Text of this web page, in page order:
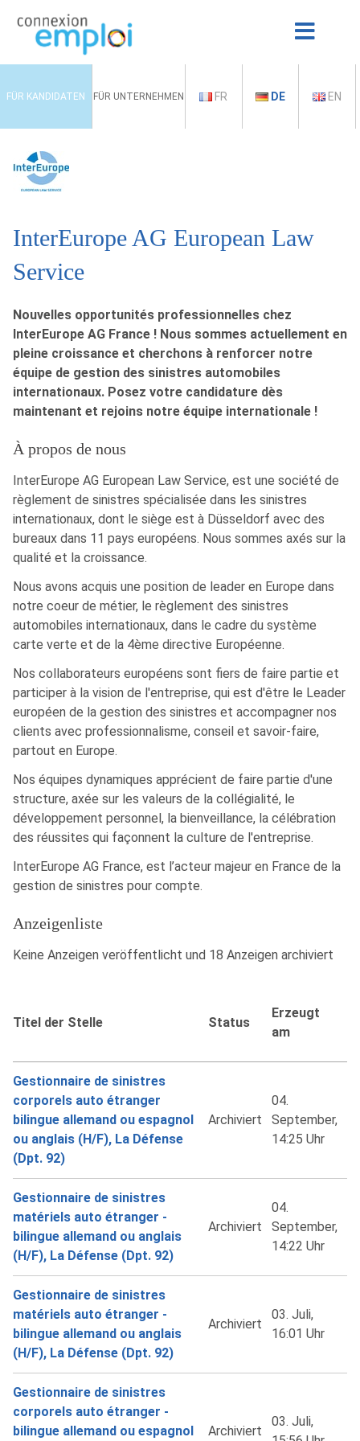
FÜR KANDIDATEN FÜR UNTERNEHMEN FR DE EN
InterEurope AG European Law
Service
Nouvelles opportunités professionnelles chez
InterEurope AG France ! Nous sommes actuellement en
pleine croissance et cherchons à renforcer notre
équipe de gestion des sinistres automobiles
internationaux. Posez votre candidature dès
maintenant et rejoins notre équipe internationale !
À propos de nous
InterEurope AG European Law Service, est une société de
règlement de sinistres spécialisée dans les sinistres
internationaux, dont le siège est à Düsseldorf avec des
bureaux dans 11 pays européens. Nous sommes axés sur la
qualité et la croissance.
Nous avons acquis une position de leader en Europe dans
notre coeur de métier, le règlement des sinistres
automobiles internationaux, dans le cadre du système
carte verte et de la 4ème directive Européenne.
Nos collaborateurs européens sont fiers de faire partie et
participer à la vision de l'entreprise, qui est d'être le Leader
européen de la gestion des sinistres et accompagner nos
clients avec professionnalisme, conseil et savoir-faire,
partout en Europe.
Nos équipes dynamiques apprécient de faire partie d'une
structure, axée sur les valeurs de la collégialité, le
développement personnel, la bienveillance, la célébration
des réussites qui façonnent la culture de l'entreprise.
InterEurope AG France, est l’acteur majeur en France de la
gestion de sinistres pour compte.
Anzeigenliste
Keine Anzeigen veröffentlicht und 18 Anzeigen archiviert
Titel der Stelle Status
Erzeugt
am
Gestionnaire de sinistres
corporels auto étranger
bilingue allemand ou espagnol
ou anglais (H/F), La Défense
(Dpt. 92)
Archiviert
04.
September,
14:25 Uhr
Gestionnaire de sinistres
matériels auto étranger -
bilingue allemand ou anglais
(H/F), La Défense (Dpt. 92)
Archiviert
04.
September,
14:22 Uhr
Gestionnaire de sinistres
matériels auto étranger -
bilingue allemand ou anglais
(H/F), La Défense (Dpt. 92)
Archiviert
03. Juli,
16:01 Uhr
Gestionnaire de sinistres
corporels auto étranger -
bilingue allemand ou espagnol
Archiviert
03. Juli,